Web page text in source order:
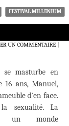
FESTIVAL MILLENIUM
UN COMMENTAIRE|
se masturbe en
16 ans, Manuel,
d’en face.
sexualité. La
un monde